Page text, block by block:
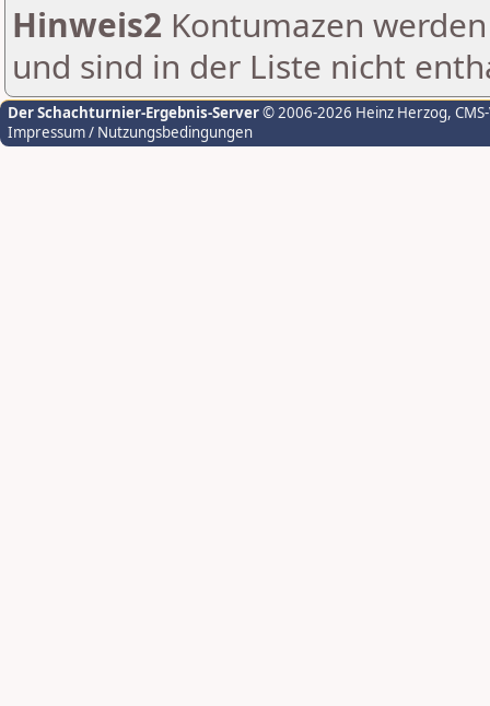
Hinweis2 Kontumazen
und sind in der Liste nicht
Der Schachturnier-Ergebnis-Server© 2006-2026 Heinz Herzog,
Impressum / Nutzungsbedingungen